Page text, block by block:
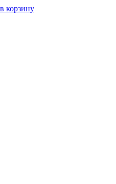
корзину